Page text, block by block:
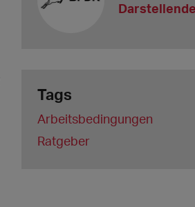
Tags
Arbeitsbedingungen
Ratgeber